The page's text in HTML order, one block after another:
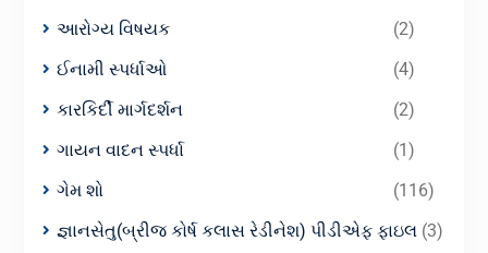
આરોગ્ય વિષયક
(2)
ઈનામી સ્પર્ધાઓ
(4)
કારકિર્દી માર્ગદર્શન
(2)
ગાયન વાદન સ્પર્ધા
(1)
ગેમ શો
(116)
જ્ઞાનસેતુ(બ્રીજ કોર્ષ કલાસ રેડીનેશ) પીડીએફ ફાઇલ(3)